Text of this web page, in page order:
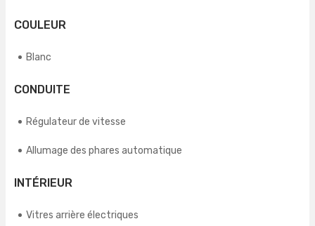
COULEUR
Blanc
CONDUITE
Régulateur de vitesse
Allumage des phares automatique
INTÉRIEUR
Vitres arrière électriques